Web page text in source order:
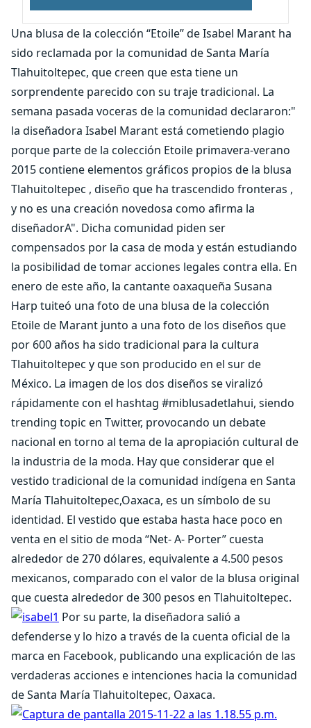
Una blusa de la colección “Etoile” de Isabel Marant ha
sido reclamada por la comunidad de Santa María
Tlahuitoltepec, que creen que esta tiene un
sorprendente parecido con su traje tradicional. La
semana pasada voceras de la comunidad declararon:"
la diseñadora Isabel Marant está cometiendo plagio
porque parte de la colección Etoile primavera-verano
2015 contiene elementos gráficos propios de la blusa
Tlahuitoltepec , diseño que ha trascendido fronteras ,
y no es una creación novedosa como afirma la
diseñadorA". Dicha comunidad piden ser
compensados por la casa de moda y están estudiando
la posibilidad de tomar acciones legales contra ella. En
enero de este año, la cantante oaxaqueña Susana
Harp tuiteó una foto de una blusa de la colección
Etoile de Marant junto a una foto de los diseños que
por 600 años ha sido tradicional para la cultura
Tlahuitoltepec y que son producido en el sur de
México. La imagen de los dos diseños se viralizó
rápidamente con el hashtag #miblusadetlahui, siendo
trending topic en Twitter, provocando un debate
nacional en torno al tema de la apropiación cultural de
la industria de la moda. Hay que considerar que el
vestido tradicional de la comunidad indígena en Santa
María Tlahuitoltepec,Oaxaca, es un símbolo de su
identidad. El vestido que estaba hasta hace poco en
venta en el sitio de moda “Net- A- Porter” cuesta
alrededor de 270 dólares, equivalente a 4.500 pesos
mexicanos, comparado con el valor de la blusa original
que cuesta alrededor de 300 pesos en Tlahuitoltepec.
Por su parte, la diseñadora salió a
defenderse y lo hizo a través de la cuenta oficial de la
marca en Facebook, publicando una explicación de las
verdaderas acciones e intenciones hacia la comunidad
de Santa María Tlahuitoltepec, Oaxaca.